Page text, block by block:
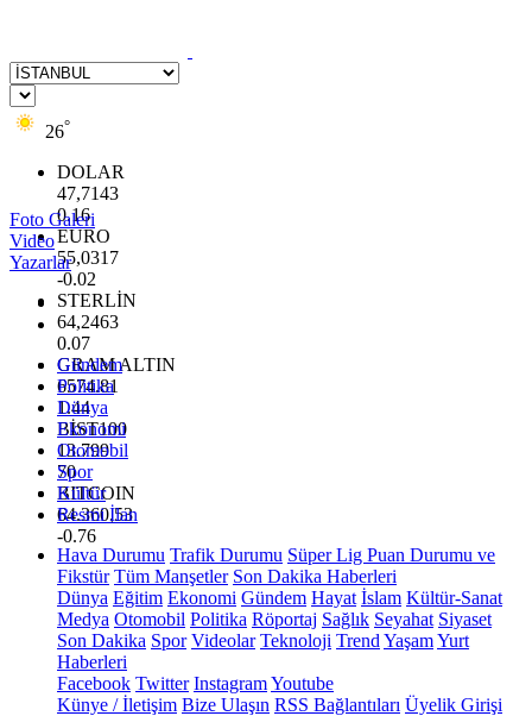
26°
DOLAR
47,7143
0.16
EURO
55,0317
-0.02
STERLİN
64,2463
0.07
GRAM ALTIN
6574.81
1.44
BİST100
13.799
70
BITCOIN
64.360,53
-0.76
Foto Galeri
Video
Yazarlar
Gündem
Politika
Dünya
Ekonomi
Otomobil
Spor
Kültür
Resmi İlan
Hava Durumu Trafik Durumu Süper Lig Puan Durumu ve
Fikstür Tüm Manşetler Son Dakika Haberleri
Dünya Eğitim Ekonomi Gündem Hayat İslam Kültür-Sanat
Medya Otomobil Politika Röportaj Sağlık Seyahat Siyaset
Son Dakika Spor Videolar Teknoloji Trend YaşamYurt
Haberleri
Facebook Twitter InstagramYoutube
Künye / İletişim Bize Ulaşın RSS Bağlantıları Üyelik Girişi